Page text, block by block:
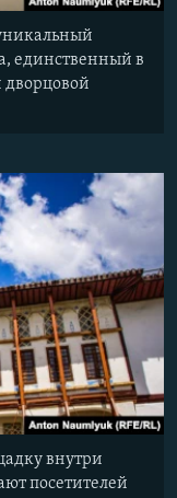
единственный в
дворцовой
внутри
посетителей